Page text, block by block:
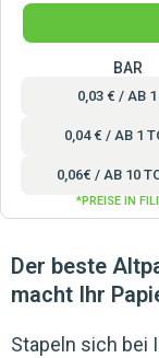
BAR
0,03 € / AB 1
0,04 € / AB 1
0,06€ / AB 10
*PREISE IN
Der beste
macht Ihr
Stapeln sich bei